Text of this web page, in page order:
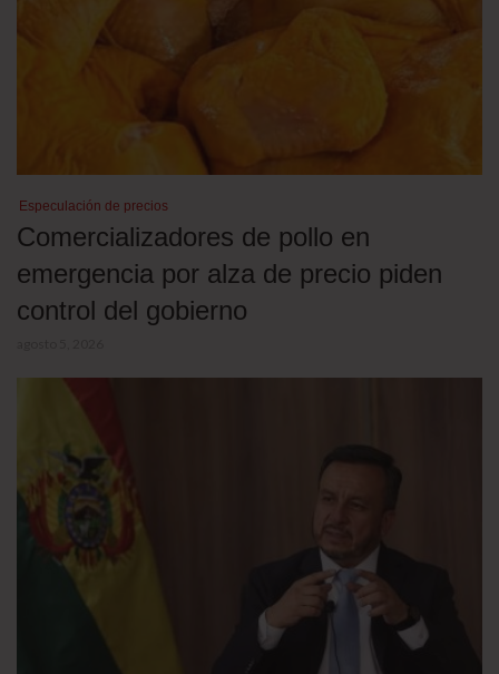
Especulación de precios
Comercializadores de pollo en
emergencia por alza de precio piden
control del gobierno